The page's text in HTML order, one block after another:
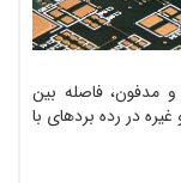
و مدفون، فاصله بین
در رده بردهای با